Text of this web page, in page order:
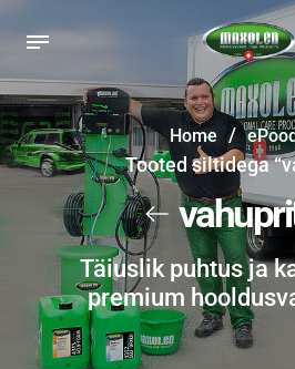
Home /
Tooted siltidega
Täiuslik puhtus ja
premium